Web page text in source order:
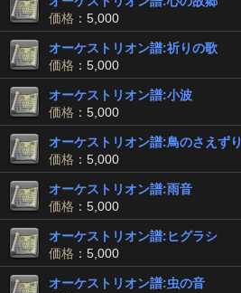
価格 ：5,000
オーケストリオン譜:祈りの歌
価格 ：5,000
オーケストリオン譜:小波
価格 ：5,000
オーケストリオン譜:鳥のさえずり
価格 ：5,000
オーケストリオン譜:雨音
価格 ：5,000
オーケストリオン譜:ヒグラシ
価格 ：5,000
オーケストリオン譜:虫の音